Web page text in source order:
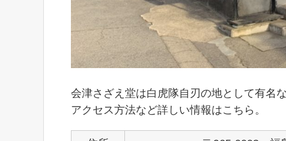
会津さざえ堂は白虎隊自刃の地として有名
アクセス方法など詳しい情報はこちら。